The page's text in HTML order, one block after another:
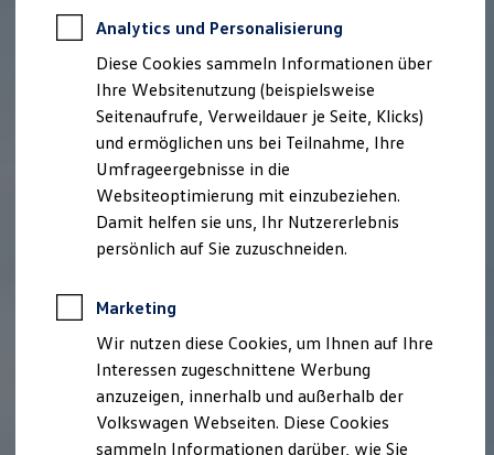
Professional Class bei Volkswagen
Behörden
Direktkunden
Sonderfahrzeuge
Anpfiff zum Gewinn
Elektromobilität
Elektroautos
ID. Tutorials
Elektrofahrzeugkonzepte
ID. EVERY1
Reichweite
Rekuperation
Laden unterwegs
Laden Zuhause
Ladestationen finden
Ladezeitensimulator
Batterie
Sicherheit
Analytics und Personalisierung
Diese Cookies sammeln Informationen über
Ihre Websitenutzung (beispielsweise
Seitenaufrufe, Verweildauer je Seite, Klicks)
und ermöglichen uns bei Teilnahme, Ihre
Umfrageergebnisse in die
Websiteoptimierung mit einzubeziehen.
Damit helfen sie uns, Ihr Nutzererlebnis
persönlich auf Sie zuzuschneiden.
Marketing
Wir nutzen diese Cookies, um Ihnen auf Ihre
Interessen zugeschnittene Werbung
anzuzeigen, innerhalb und außerhalb der
Volkswagen Webseiten. Diese Cookies
sammeln Informationen darüber, wie Sie